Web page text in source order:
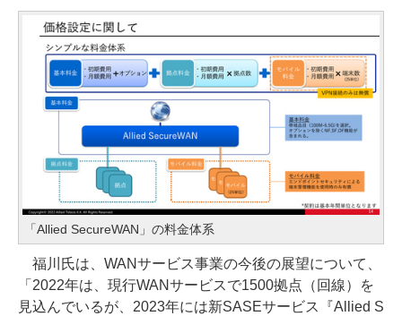
「Allied SecureWAN」の料金体系
福川氏は、WANサービス事業の今後の展望について、
「2022年は、現行WANサービスで1500拠点（回線）を
見込んでいるが、2023年には新SASEサービス『Allied S